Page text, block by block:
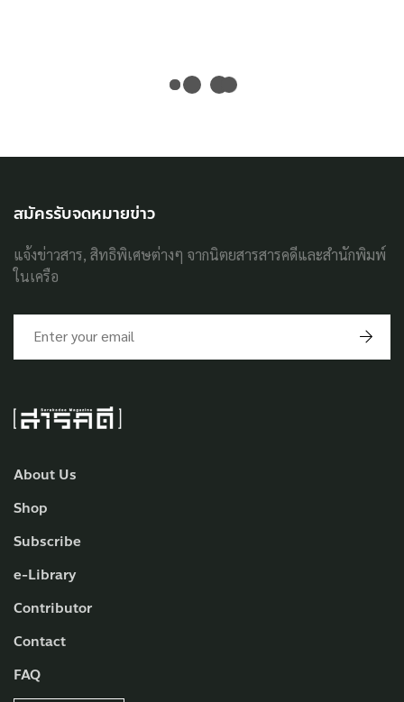
About Us
Shop
Subscribe
e-Library
Contributor
Contact
FAQ
สมัครรับจดหมายข่าว
แจ้งข่าวสาร, สิทธิพิเศษต่างๆ จากนิตยสารสารคดีและสำนักพิมพ์
ในเครือ